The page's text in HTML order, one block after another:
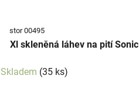
stor 00495
Xl skleněná láhev na pití Sonic
Skladem (35 ks)